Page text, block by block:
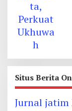
Situs Berita
Jurnal jatim